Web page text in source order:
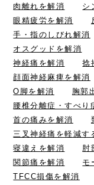
肉離れを解消
シ
眼精疲労を解消
手・指のしびれ解消
オスグッドを解消
神経痛を解消
捻
顔面神経麻痺を解消
O脚を解消
胸郭
腰椎分離症・すべり
首の痛みを解消
三叉神経痛を軽減す
寝違えを解消
肘
関節痛を解消
モ
TFCC損傷を解消